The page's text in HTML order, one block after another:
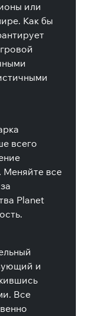
или
Как бы
всего
Меняйте все
Planet
и
Все